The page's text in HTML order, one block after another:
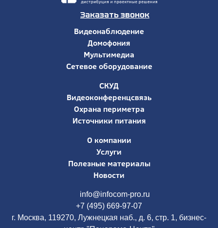
Заказать звонок
Видеонаблюдение
Домофония
Мультимедиа
Сетевое оборудование
СКУД
Видеоконференцсвязь
Охрана периметра
Источники питания
О компании
Услуги
Полезные материалы
Новости
info@infocom-pro.ru
+7 (495) 669-97-07
г. Москва, 119270, Лужнецкая наб., д. 6, стр. 1, бизнес-